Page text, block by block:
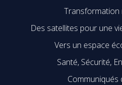
Transformation
Des satellites pour une
Vers un espace
Santé, Sécurité,
Communiqués